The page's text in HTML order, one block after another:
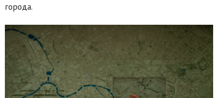
города.